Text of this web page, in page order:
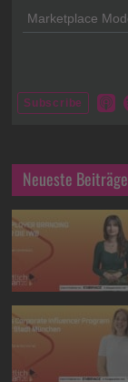
Neueste